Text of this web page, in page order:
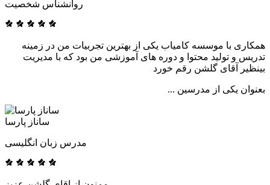
روانشناس شخصیت
همکاری با موسسه کامیاب یکی از بهترین تجربیات من در زمینه
تدریس و تولید محتوا و دوره های آموزشی من بود که با مدیریت
بینظیر آقای گلشن رقم خورد
بعنوان یکی از مدرسین ...
ساناز پارسا
مدرس زبان انگلیسی